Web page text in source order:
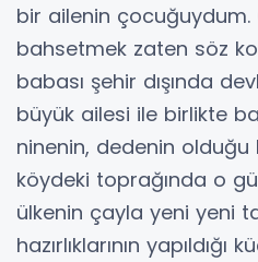
bir ailenin çocuğuydum.
bahsetmek zaten söz
babası şehir dışında
büyük ailesi ile birlikte
ninenin, dedenin
köydeki toprağında o
ülkenin çayla yeni yeni
hazırlıklarının